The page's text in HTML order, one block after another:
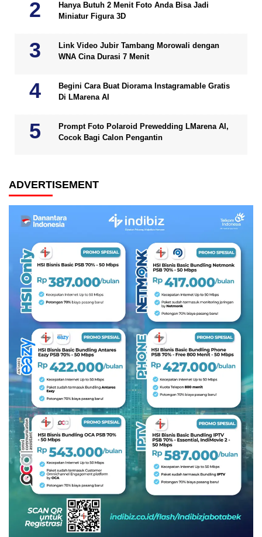
Hanya Butuh 2 Menit Foto Anda Bisa Jadi
Miniatur Figura 3D
Link Video Jubir Tambang Morowali dengan
WNA Cina Durasi 7 Menit
Begini Cara Buat Diorama Instagramable Gratis
Di LMarena AI
Prompt Foto Polaroid Prewedding LMarena AI,
Cocok Bagi Calon Pengantin
ADVERTISEMENT